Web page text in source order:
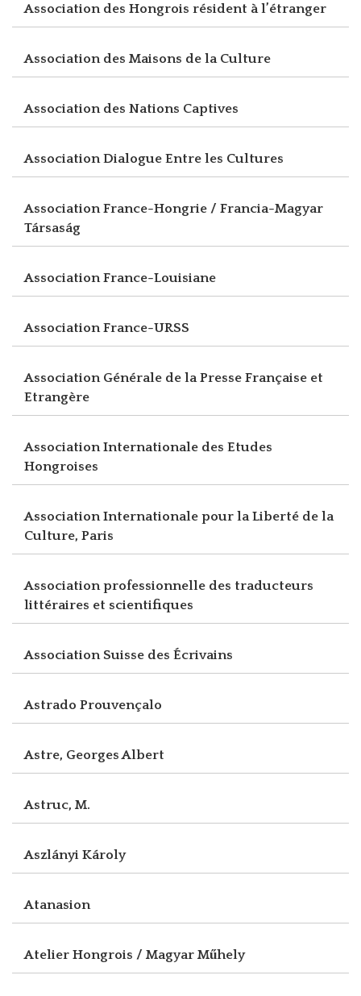
Association des Hongrois résident à l’étranger
Association des Maisons de la Culture
Association des Nations Captives
Association Dialogue Entre les Cultures
Association France-Hongrie / Francia-Magyar
Társaság
Association France-Louisiane
Association France-URSS
Association Générale de la Presse Française et
Etrangère
Association Internationale des Etudes
Hongroises
Association Internationale pour la Liberté de la
Culture, Paris
Association professionnelle des traducteurs
littéraires et scientifiques
Association Suisse des Écrivains
Astrado Prouvençalo
Astre, Georges Albert
Astruc, M.
Aszlányi Károly
Atanasion
Atelier Hongrois / Magyar Műhely